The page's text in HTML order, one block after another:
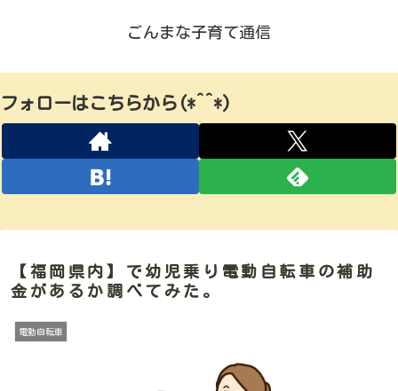
ごんまな子育て通信
フォローはこちらから(*^^*)
【福岡県内】で幼児乗り電動自転車の補助
金があるか調べてみた。
電動自転車